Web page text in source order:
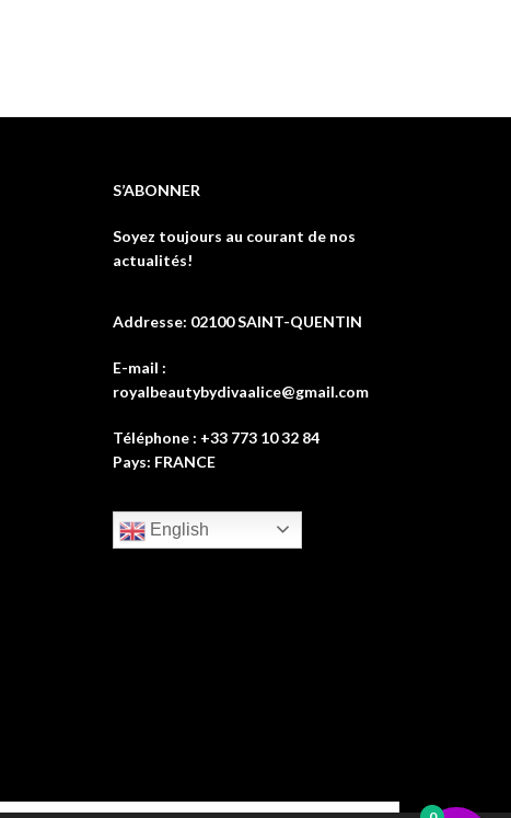
S’ABONNER
Soyez toujours au courant de nos
actualités!
Addresse: 02100 SAINT-QUENTIN
E-mail :
royalbeautybydivaalice@gmail.com
Téléphone : +33 773 10 32 84
Pays: FRANCE
English